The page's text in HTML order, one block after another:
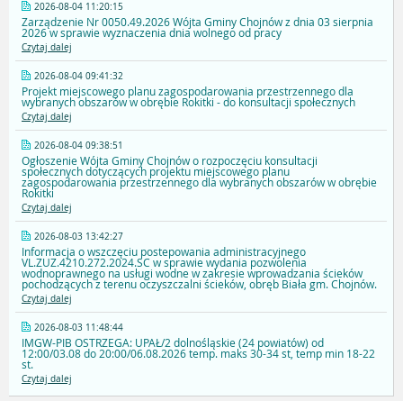
2026-08-04 11:20:15
Zarządzenie Nr 0050.49.2026 Wójta Gminy Chojnów z dnia 03 sierpnia
2026 w sprawie wyznaczenia dnia wolnego od pracy
Czytaj dalej
2026-08-04 09:41:32
Projekt miejscowego planu zagospodarowania przestrzennego dla
wybranych obszarów w obrębie Rokitki - do konsultacji społecznych
Czytaj dalej
2026-08-04 09:38:51
Ogłoszenie Wójta Gminy Chojnów o rozpoczęciu konsultacji
społecznych dotyczących projektu miejscowego planu
zagospodarowania przestrzennego dla wybranych obszarów w obrębie
Rokitki
Czytaj dalej
2026-08-03 13:42:27
Informacja o wszczęciu postepowania administracyjnego
VL.ZUZ.4210.272.2024.SC w sprawie wydania pozwolenia
wodnoprawnego na usługi wodne w zakresie wprowadzania ścieków
pochodzących z terenu oczyszczalni ścieków, obręb Biała gm. Chojnów.
Czytaj dalej
2026-08-03 11:48:44
IMGW-PIB OSTRZEGA: UPAŁ/2 dolnośląskie (24 powiatów) od
12:00/03.08 do 20:00/06.08.2026 temp. maks 30-34 st, temp min 18-22
st.
Czytaj dalej